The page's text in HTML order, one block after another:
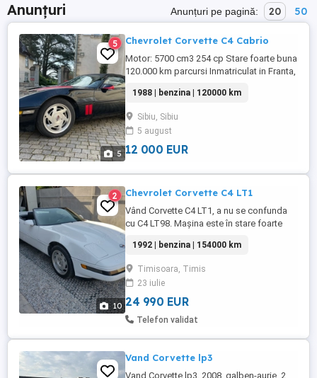
Anunțuri Anunțuri pe pagină: 20 50
5
5 Chevrolet Corvette C4 Cabrio
Motor: 5700 cm3 254 cp Stare foarte buna
120.000 km parcursi Inmatriculat in Franta,
in Franta Facturi de revizie inainte de a fi
adus in Romania in valoare de 3300 euro
1988 | benzina | 120000 km
Sibiu, Sibiu
5 august
12 000 EUR
10
2 Chevrolet Corvette C4 LT1
Vând Corvette C4 LT1, a nu se confunda
cu C4 LT98. Mașina este în stare foarte
real. Masina este inmatriculata ca si
vehicul istoric. Acest exemplar este destul
de rar, fiind decapotabil (doar 1 din 3 au
fost decapotabile) și cu o transmisie
manuală cu 6 trepte. Alte ...
1992 | benzina | 154000 km
Timisoara, Timis
23 iulie
24 990 EUR
Telefon validat
Vand Corvette lp3
Vand Corvette lp3, 2008, galben-aurie, 2